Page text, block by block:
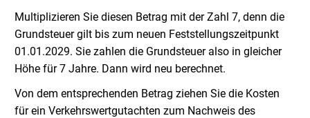
Multiplizieren Sie diesen Betrag mit der Zahl 7, denn die
Grundsteuer gilt bis zum neuen Feststellungszeitpunkt
01.01.2029. Sie zahlen die Grundsteuer also in gleicher
Höhe für 7 Jahre. Dann wird neu berechnet.
Von dem entsprechenden Betrag ziehen Sie die Kosten
für ein Verkehrswertgutachten zum Nachweis des